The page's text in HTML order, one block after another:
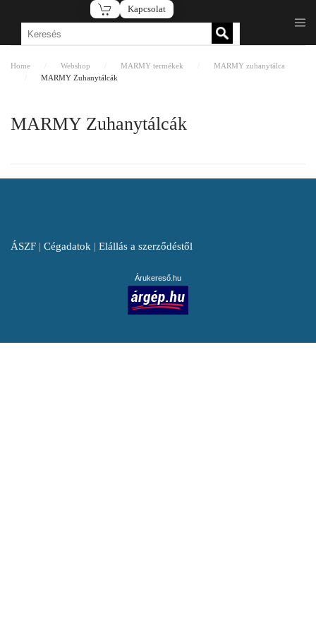
Fő tartalom átugrása
Kapcsolat
Home Webshop MARMY termékek
MARMY zuhanytálca
MARMY Zuhanytálcák
MARMY Zuhanytálcák
ÁSZF | Cégadatok | Elállás a szerződéstől
Árukereső.hu